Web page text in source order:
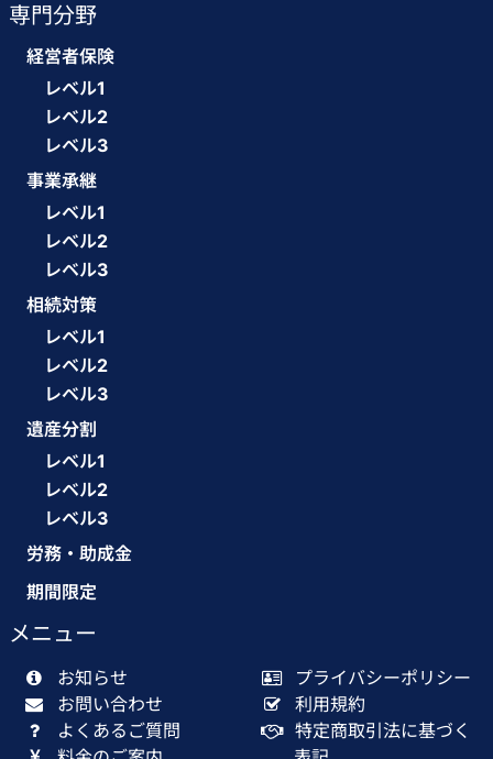
専門分野
経営者保険
レベル1
レベル2
レベル3
事業承継
レベル1
レベル2
レベル3
相続対策
レベル1
レベル2
レベル3
遺産分割
レベル1
レベル2
レベル3
労務・助成金
期間限定
メニュー
お知らせ
お問い合わせ
よくあるご質問
プライバシーポリシー
利用規約
特定商取引法に基づく